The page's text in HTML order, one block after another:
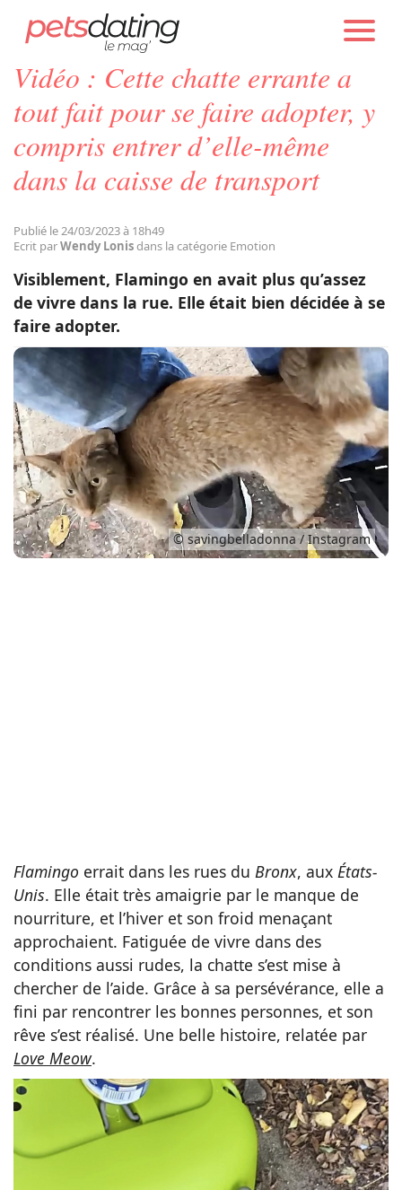
Chien
Chat
Sauvetages
Conso
PETS DATING ACTUALITÉS EMOTION
Vidéo : Cette chatte errante a
tout fait pour se faire adopter, y
compris entrer d’elle-même
dans la caisse de transport
Publié le 24/03/2023 à 18h49
Ecrit parWendy Lonisdans la catégorie Emotion
Visiblement, Flamingo en avait plus qu’assez
de vivre dans la rue. Elle était bien décidée à se
faire adopter.
© savingbelladonna / Instagram
Flamingo errait dans les rues du Bronx, aux États-
Unis. Elle était très amaigrie par le manque de
nourriture, et l’hiver et son froid menaçant
approchaient. Fatiguée de vivre dans des
conditions aussi rudes, la chatte s’est mise à
chercher de l’aide. Grâce à sa persévérance, elle a
fini par rencontrer les bonnes personnes, et son
rêve s’est réalisé. Une belle histoire, relatée par
Love Meow.